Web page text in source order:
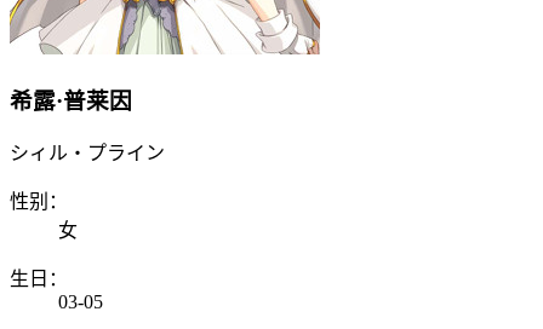
希露·普莱因
シィル・プライン
性别：
女
生日：
03-05